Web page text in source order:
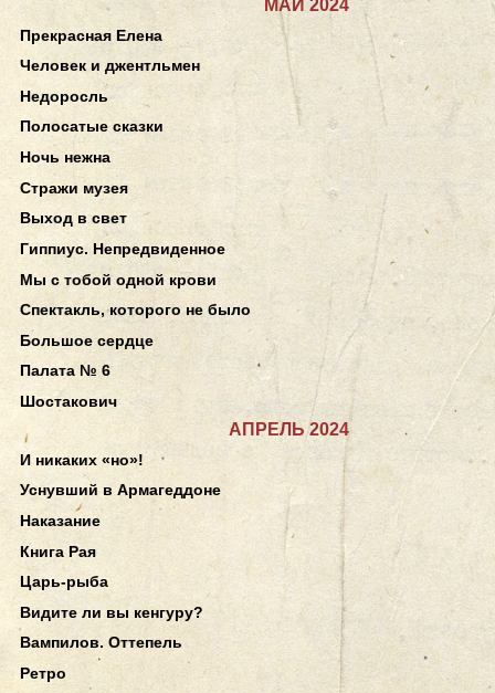
МАЙ 2024
Прекрасная Елена
Человек и джентльмен
Недоросль
Полосатые сказки
Ночь нежна
Стражи музея
Выход в свет
Гиппиус. Непредвиденное
Мы с тобой одной крови
Спектакль, которого не было
Большое сердце
Палата № 6
Шостакович
АПРЕЛЬ 2024
И никаких «но»!
Уснувший в Армагеддоне
Наказание
Книга Рая
Царь-рыба
Видите ли вы кенгуру?
Вампилов. Оттепель
Ретро